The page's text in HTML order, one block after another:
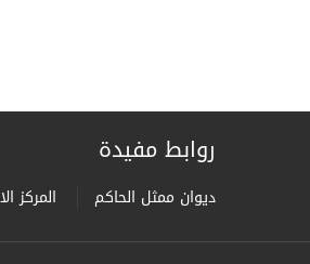
روابط مفيدة
ديوان ممثل الحاكم المركز